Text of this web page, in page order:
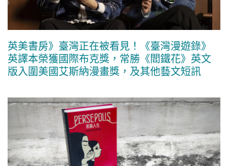
英美書房》臺灣正在被看見！《臺灣漫遊錄》
英譯本榮獲國際布克獎，常勝《閻鐵花》英文
版入圍美國艾斯納漫畫獎，及其他藝文短訊